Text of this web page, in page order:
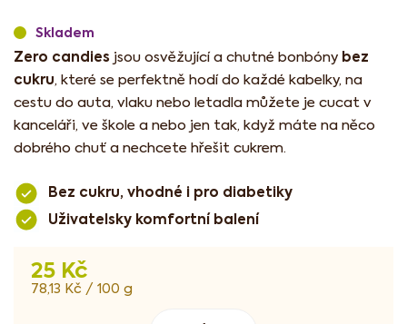
25 Kč
Měrná
78,13 Kč / 100 g
Skladem
Zero candies jsou osvěžující a chutné bonbóny bez
cukru, které se perfektně hodí do každé kabelky, na
cestu do auta, vlaku nebo letadla můžete je cucat v
kanceláři, ve škole a nebo jen tak, když máte na něco
dobrého chuť a nechcete hřešit cukrem.
Bez cukru, vhodné i pro diabetiky
Uživatelsky komfortní balení